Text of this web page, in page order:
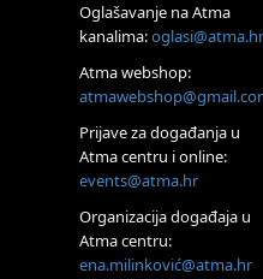
Online
Visoko
Alemka Dauskardt –
konstelacija
HOD PO ŽERAVICI –
SoulFest – Festival glazbe,
Oglašavanje na Atma
kanalima:oglasi@atma.hr
Atma webshop:
Prijave za događanja u
Atma centru i online:
events@atma.hr
Organizacija događaja u
Atma centru:
ena.milinković@atma.hr